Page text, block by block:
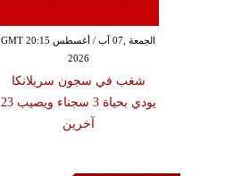
الجمعة ,07 آب / أغسطس GMT 20:15
2026
شغب في سجون سريلانكا
يودي بحياة 3 سجناء ويصيب 23
آخرين